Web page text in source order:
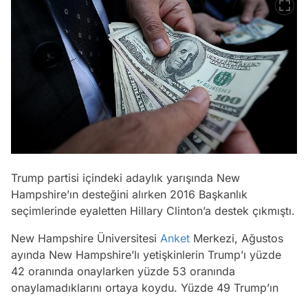
Trump partisi içindeki adaylık yarışında New
Hampshire’ın desteğini alırken 2016 Başkanlık
seçimlerinde eyaletten Hillary Clinton’a destek çıkmıştı.
New Hampshire Üniversitesi Anket Merkezi, Ağustos
ayında New Hampshire’lı yetişkinlerin Trump’ı yüzde
42 oranında onaylarken yüzde 53 oranında
onaylamadıklarını ortaya koydu. Yüzde 49 Trump’ın